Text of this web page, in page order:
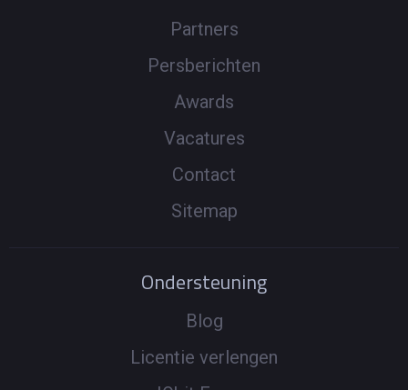
Partners
Persberichten
Awards
Vacatures
Contact
Sitemap
Ondersteuning
Blog
Licentie verlengen